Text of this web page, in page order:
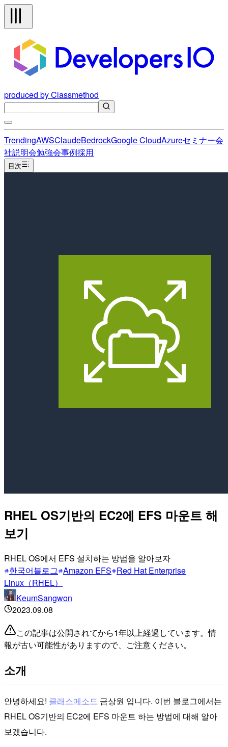
produced by Classmethod
TrendingAWSClaudeBedrockGoogle CloudAzureセミナー会
社説明会勉強会事例採用
目次
RHEL OS기반의 EC2에 EFS 마운트 해
보기
RHEL OS에서 EFS 설치하는 방법을 알아보자
한국어블로그 Amazon EFS Red Hat Enterprise
Linux（RHEL）
KeumSangwon
2023.09.08
この記事は公開されてから1年以上経過しています。情
報が古い可能性がありますので、ご注意ください。
소개
안녕하세요! 클래스메소드 금상원 입니다. 이번 블로그에서는
RHEL OS기반의 EC2에 EFS 마운트 하는 방법에 대해 알아
보겠습니다.